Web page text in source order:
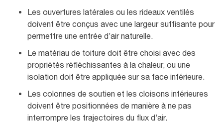
Les ouvertures latérales ou les rideaux ventilés
doivent être conçus avec une largeur suffisante pour
permettre une entrée d’air naturelle.
Le matériau de toiture doit être choisi avec des
propriétés réfléchissantes à la chaleur, ou une
isolation doit être appliquée sur sa face inférieure.
Les colonnes de soutien et les cloisons intérieures
doivent être positionnées de manière à ne pas
interrompre les trajectoires du flux d’air.